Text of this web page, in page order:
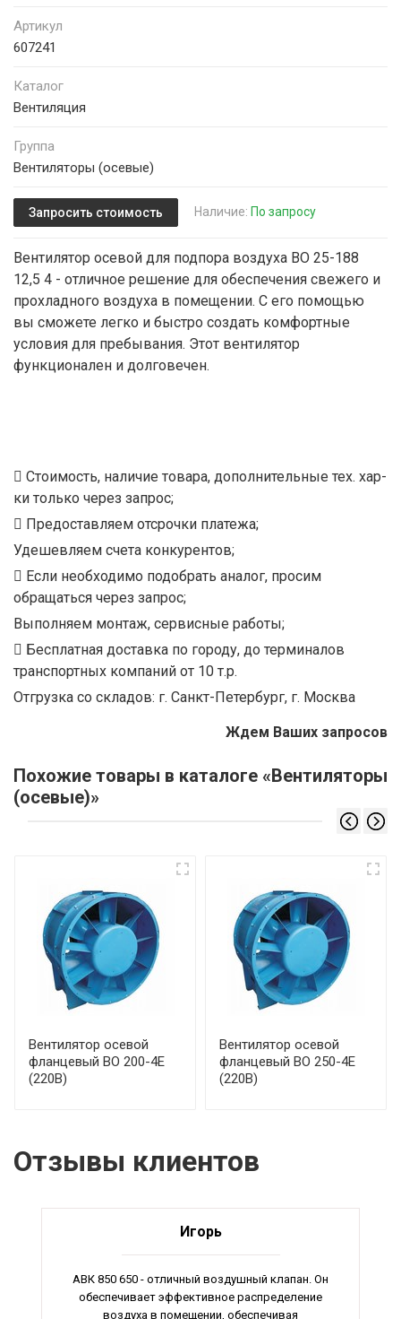
Артикул
607241
Каталог
Вентиляция
Группа
Вентиляторы (осевые)
Запросить стоимость Наличие: По запросу
Вентилятор осевой для подпора воздуха ВО 25-188
12,5 4 - отличное решение для обеспечения свежего и
прохладного воздуха в помещении. С его помощью
вы сможете легко и быстро создать комфортные
условия для пребывания. Этот вентилятор
функционален и долговечен.
Стоимость, наличие товара, дополнительные тех. хар-
ки только через запрос;
Предоставляем отсрочки платежа;
Удешевляем счета конкурентов;
Если необходимо подобрать аналог, просим
обращаться через запрос;
Выполняем монтаж, сервисные работы;
Бесплатная доставка по городу, до терминалов
транспортных компаний от 10 т.р.
Отгрузка со складов: г. Санкт-Петербург, г. Москва
Ждем Ваших запросов
Похожие товары в каталоге «Вентиляторы
(осевые)»
Вентилятор осевой
фланцевый ВО 200-4Е
(220В)
Вентилятор осевой
фланцевый ВО 250-4Е
(220В)
Отзывы клиентов
Игорь
АВК 850 650 - отличный воздушный клапан. Он
обеспечивает эффективное распределение
воздуха в помещении, обеспечивая